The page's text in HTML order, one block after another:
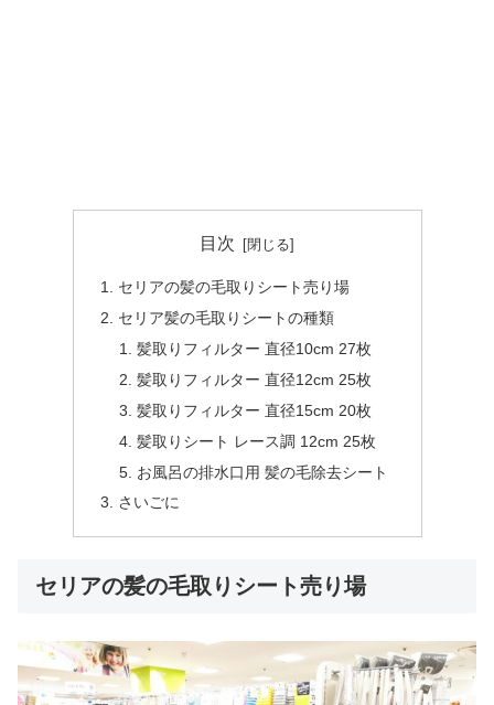
目次
セリアの髪の毛取りシート売り場
セリア髪の毛取りシートの種類
髪取りフィルター 直径10cm 27枚
髪取りフィルター 直径12cm 25枚
髪取りフィルター 直径15cm 20枚
髪取りシート レース調 12cm 25枚
お風呂の排水口用 髪の毛除去シート
さいごに
セリアの髪の毛取りシート売り場